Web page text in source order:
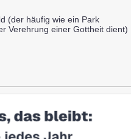
(der häufig wie ein Park
Verehrung einer Gottheit dient)